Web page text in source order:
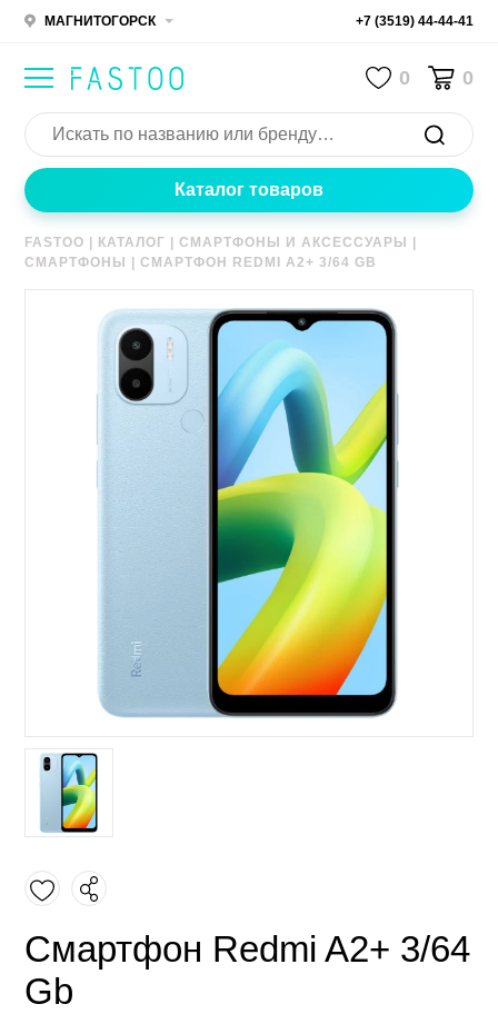
МАГНИТОГОРСК +7 (3519) 44-44-41
0 0
Каталог товаров
FASTOO КАТАЛОГ |СМАРТФОНЫ И АКСЕССУАРЫ
СМАРТФОНЫ
|СМАРТФОН REDMI A2+ 3/64 GB
Смартфон Redmi A2+ 3/64
Gb